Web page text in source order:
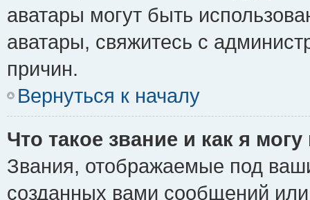
аватары могут быть
аватары, свяжитесь с
причин.
Вернуться к началу
Что такое звание и как я
Звания, отображаемые под
созданных вами сообщений